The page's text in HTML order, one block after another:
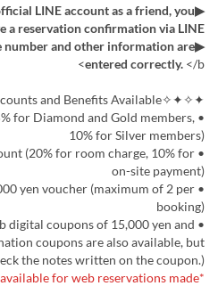
LINE account as a friend, you
a reservation confirmation via LINE.
number and other information are
entered correctly. </b>
✦✧✦✧Discounts and Benefits Available ✦✧✦
for Diamond and Gold members,
10% for Silver members)
(20% for room charge, 10% for
on-site payment)
yen voucher (maximum of 2 per
booking)
digital coupons of 15,000 yen and
coupons are also available, but
the notes written on the coupon.)
for web reservations made